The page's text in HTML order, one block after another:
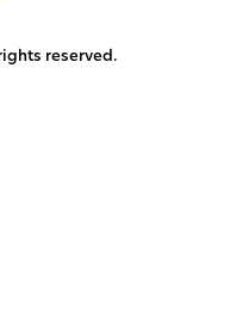
reserved.